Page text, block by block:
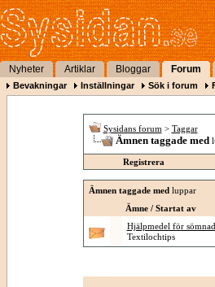
Nyheter Artiklar Bloggar Forum
Bevakningar Inställningar Sök i forum
Sysidans forum > Taggar
Ämnen taggade med
Registrera
Ämnen taggade med luppar
Ämne / Startat av
Hjälpmedel för
Textilochtips